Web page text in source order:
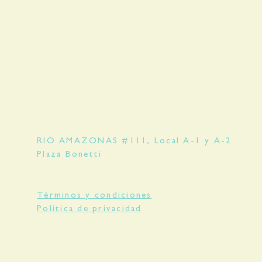
RIO AMAZONAS #111, Local A-1 y A-2
Plaza Bonetti
Términos y condiciones
Política de privacidad